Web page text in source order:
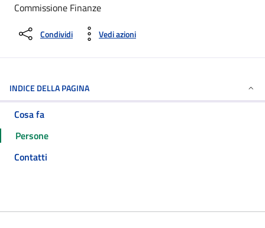
Commissione Finanze
Condividi Vedi azioni
INDICE DELLA PAGINA
Cosa fa
Persone
Contatti